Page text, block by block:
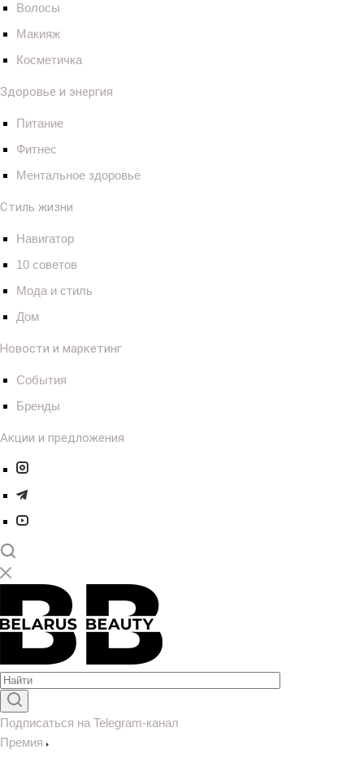
Волосы
Макияж
Косметичка
Здоровье и энергия
Питание
Фитнес
Ментальное здоровье
Стиль жизни
Навигатор
10 советов
Мода и стиль
Дом
Новости и маркетинг
События
Бренды
Акции и предложения
Подписаться на Telegram-канал
Премия